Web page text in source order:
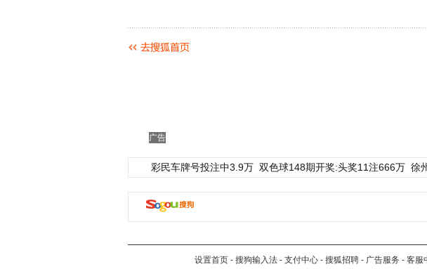
广告
彩民车牌号投注中3.9万 双色球148期开奖:头奖11注666万 徐
设置首页 - 搜狗输入法 - 支付中心 - 搜狐招聘 - 广告服务 - 客服